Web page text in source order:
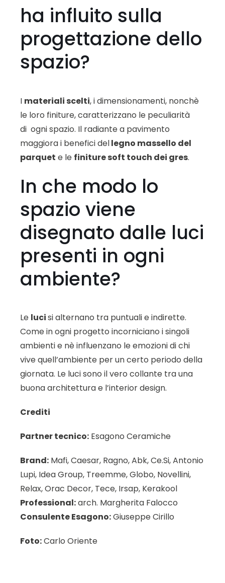
ha influito sulla
progettazione dello
spazio?
I materiali scelti, i dimensionamenti, nonchè
le loro finiture, caratterizzano le peculiarità
di ogni spazio. Il radiante a pavimento
maggiora i benefici dellegno massello del
parquet e le finiture soft touch dei gres.
In che modo lo
spazio viene
disegnato dalle luci
presenti in ogni
ambiente?
Le lucisi alternano tra puntuali e indirette.
Come in ogni progetto incorniciano i singoli
ambienti e nè influenzano le emozioni di chi
vive quell’ambiente per un certo periodo della
giornata. Le luci sono il vero collante tra una
buona architettura e l’interior design.
Crediti
Partner tecnico: Esagono Ceramiche
Brand: Mafi, Caesar, Ragno, Abk, Ce.Si, Antonio
Lupi, Idea Group, Treemme, Globo, Novellini,
Relax, Orac Decor, Tece, Irsap, Kerakool
Professional:arch. Margherita Falocco
Consulente Esagono:Giuseppe Cirillo
Foto:Carlo Oriente